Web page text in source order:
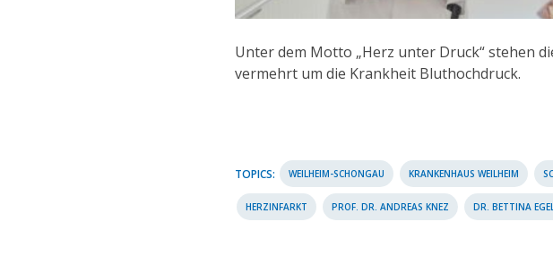
Unter dem Motto „Herz unter Druck“ stehen
vermehrt um die Krankheit Bluthochdruck.
TOPICS: WEILHEIM-SCHONGAU KRANKENHAUS WEILHEIM
HERZINFARKT PROF. DR. ANDREAS KNEZ DR. BETTINA